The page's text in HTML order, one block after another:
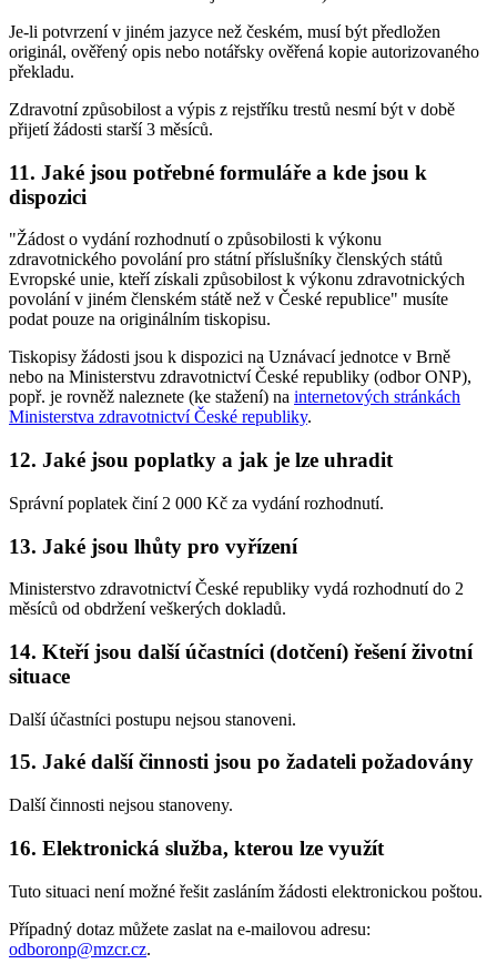
Je-li potvrzení v jiném jazyce než českém, musí být předložen
originál, ověřený opis nebo notářsky ověřená kopie autorizovaného
překladu.
Zdravotní způsobilost a výpis z rejstříku trestů nesmí být v době
přijetí žádosti starší 3 měsíců.
11. Jaké jsou potřebné formuláře a kde jsou k
dispozici
"Žádost o vydání rozhodnutí o způsobilosti k výkonu
zdravotnického povolání pro státní příslušníky členských států
Evropské unie, kteří získali způsobilost k výkonu zdravotnických
povolání v jiném členském státě než v České republice" musíte
podat pouze na originálním tiskopisu.
Tiskopisy žádosti jsou k dispozici na Uznávací jednotce v Brně
nebo na Ministerstvu zdravotnictví České republiky (odbor ONP),
popř. je rovněž naleznete (ke stažení) na internetových stránkách
Ministerstva zdravotnictví České republiky.
12. Jaké jsou poplatky a jak je lze uhradit
Správní poplatek činí 2 000 Kč za vydání rozhodnutí.
13. Jaké jsou lhůty pro vyřízení
Ministerstvo zdravotnictví České republiky vydá rozhodnutí do 2
měsíců od obdržení veškerých dokladů.
14. Kteří jsou další účastníci (dotčení) řešení životní
situace
Další účastníci postupu nejsou stanoveni.
15. Jaké další činnosti jsou po žadateli požadovány
Další činnosti nejsou stanoveny.
16. Elektronická služba, kterou lze využít
Tuto situaci není možné řešit zasláním žádosti elektronickou poštou.
Případný dotaz můžete zaslat na e-mailovou adresu:
odboronp@mzcr.cz.